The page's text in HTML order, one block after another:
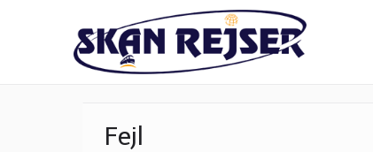
Fejl